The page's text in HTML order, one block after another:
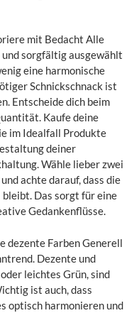
mit Bedacht Alle
sorgfältig ausgewählt
eine harmonische
Schnickschnack ist
Entscheide dich beim
Kaufe deine
im Idealfall Produkte
deiner
Wähle lieber zwei
achte darauf, dass die
bleibt. Das sorgt für eine
Gedankenflüsse.
dezente Farben Generell
Dezente und
leichtes Grün, sind
ist auch, dass
optisch harmonieren und